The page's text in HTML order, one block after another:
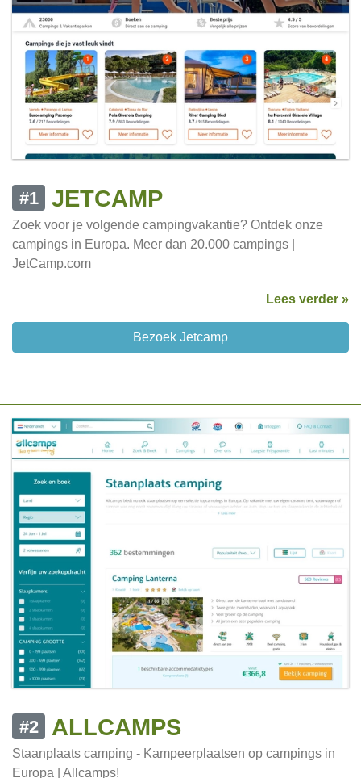
#1 JETCAMP
Zoek voor je volgende campingvakantie? Ontdek onze
campings in Europa. Meer dan 20.000 campings |
JetCamp.com
Lees verder »
Bezoek Jetcamp
#2 ALLCAMPS
Staanplaats camping - Kampeerplaatsen op campings in
Europa | Allcamps!